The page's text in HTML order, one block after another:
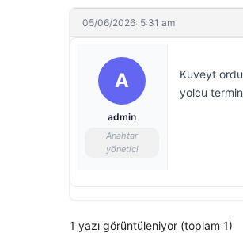
05/06/2026: 5:31 am
A
admin
Anahtar
yönetici
Kuveyt
yolcu
1 yazı görüntüleniyor (toplam 1)